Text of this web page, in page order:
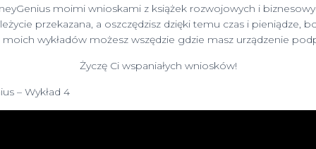
moimi wnioskami z książek rozwojowych i
przekazana, a oszczędzisz dzięki temu czas i pieniądze,
moich wykładów możesz wszędzie gdzie masz urządzenie
Życzę Ci wspaniałych wniosków!
– Wykład 4